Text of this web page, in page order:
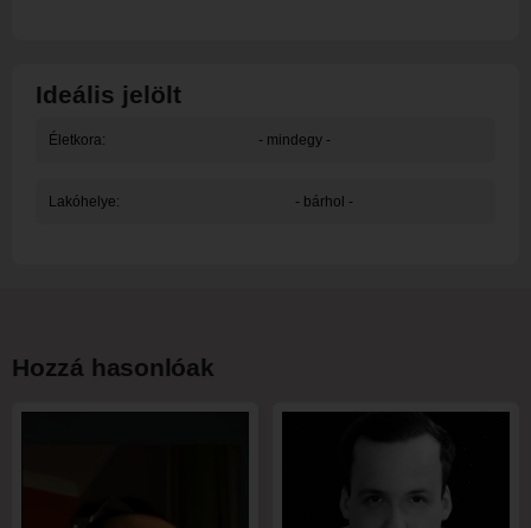
Ideális jelölt
Életkora: - mindegy -
Lakóhelye: - bárhol -
Hozzá hasonlóak